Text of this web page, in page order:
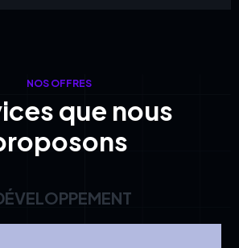
NOS OFFRES
que nous